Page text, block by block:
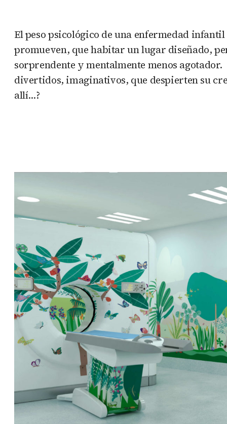
El peso psicológico de una enfermedad
promueven, que habitar un lugar diseñado,
sorprendente y mentalmente menos
divertidos, imaginativos, que despierten su
allí…?